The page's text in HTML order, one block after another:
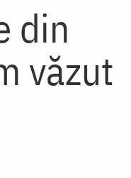
din
văzut